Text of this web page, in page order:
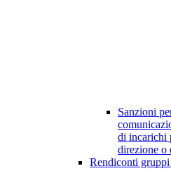
Sanzioni
di incarichi
direzione o
Rendiconti